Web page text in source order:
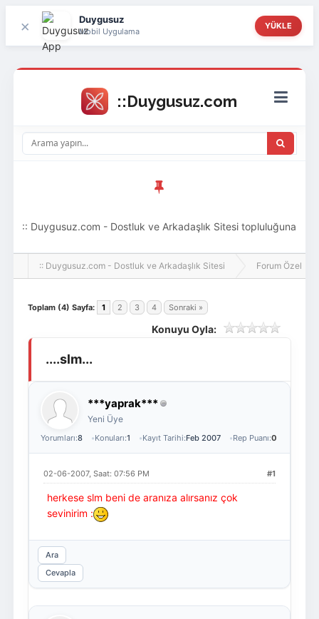
× Duygusuz
Mobil Uygulama
YÜKLE
Üye Ol
:: Duygusuz.com - Dostluk ve Arkadaşlık Sitesi topluluğuna
hoş geldin ziyaretçi! Aramıza katılmak istersen kayıt
:: Duygusuz.com - Dostluk ve Arkadaşlık Sitesi Forum Özel
Toplam (4) Sayfa: 1 2 3 4 Sonraki »
Konuyu Oyla:
....slm...
***yaprak***
Yeni Üye
Yorumları:8 Konuları:1 Kayıt Tarihi:Feb 2007 Rep Puanı:0
#1
02-06-2007, Saat: 07:56 PM
herkese slm beni de aranıza alırsanız çok
sevinirim :
Ara
Cevapla